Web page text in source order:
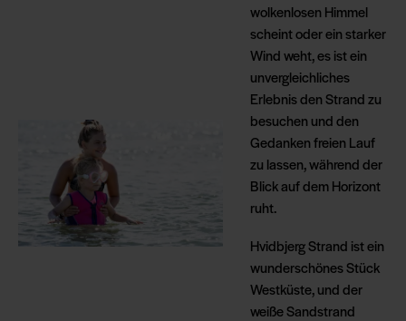
wolkenlosen Himmel
scheint oder ein starker
Wind weht, es ist ein
unvergleichliches
Erlebnis den Strand zu
besuchen und den
Gedanken freien Lauf
zu lassen, während der
Blick auf dem Horizont
ruht.
Hvidbjerg Strand ist ein
wunderschönes Stück
Westküste, und der
weiße Sandstrand